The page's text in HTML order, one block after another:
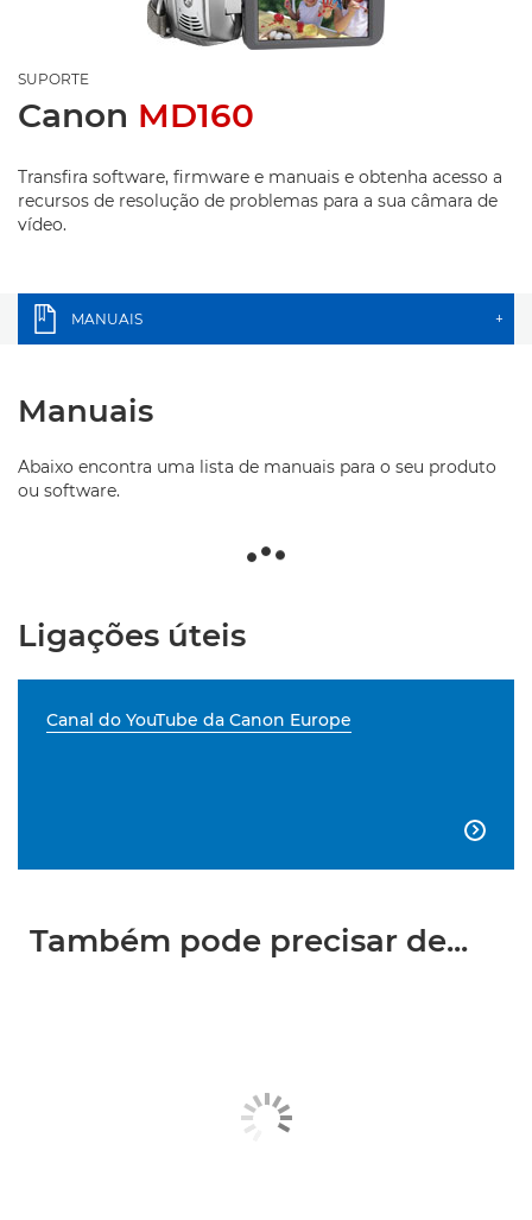
SUPORTE
Canon MD160
Transfira software, firmware e manuais e obtenha acesso a
recursos de resolução de problemas para a sua câmara de
vídeo.
MANUAIS +
Manuais
Abaixo encontra uma lista de manuais para o seu produto
ou software.
Ligações úteis
Canal do YouTube da Canon Europe

Também pode precisar de...